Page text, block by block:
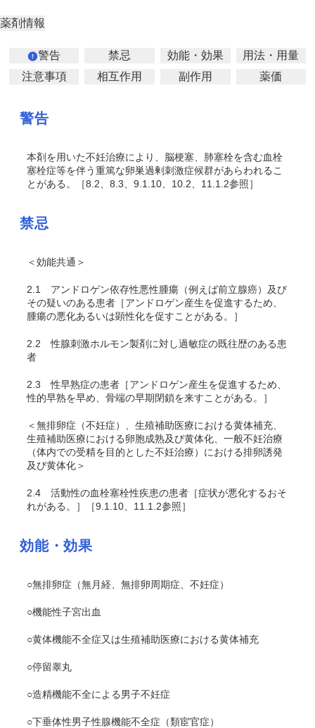
薬剤情報
警告 禁忌 効能・効果
用法・用量
注意事項
相互作用 副作用 薬価
警告
本剤を用いた不妊治療により、脳梗塞、肺塞栓を含む血栓
塞栓症等を伴う重篤な卵巣過剰刺激症候群があらわれるこ
とがある。［8.2、8.3、9.1.10、10.2、11.1.2参照］
禁忌
＜効能共通＞
2.1
アンドロゲン依存性悪性腫瘍（例えば前立腺癌）及び
その疑いのある患者［アンドロゲン産生を促進するため、
腫瘍の悪化あるいは顕性化を促すことがある。］
2.2 性腺刺激ホルモン製剤に対し過敏症の既往歴のある患
者
2.3 性早熟症の患者［アンドロゲン産生を促進するため、
性的早熟を早め、骨端の早期閉鎖を来すことがある。］
＜無排卵症（不妊症）、生殖補助医療における黄体補充、
生殖補助医療における卵胞成熟及び黄体化、一般不妊治療
（体内での受精を目的とした不妊治療）における排卵誘発
及び黄体化＞
2.4 活動性の血栓塞栓性疾患の患者［症状が悪化するおそ
れがある。］［9.1.10、11.1.2参照］
効能・効果
○無排卵症（無月経、無排卵周期症、不妊症）
○機能性子宮出血
○黄体機能不全症又は生殖補助医療における黄体補充
○停留睾丸
○造精機能不全による男子不妊症
○下垂体性男子性腺機能不全症（類宦官症）